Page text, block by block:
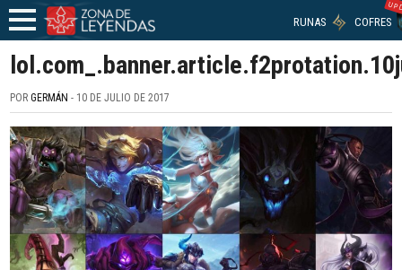
RUNAS COFRES
PORGERMÁN - 10 DE JULIO DE 2017